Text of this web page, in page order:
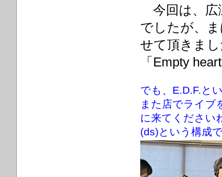
今回は、広
でしたが、
せて頂きま
「Empty
でも、E.D.F.と
また店でライブ
に来てください
(ds)という構成